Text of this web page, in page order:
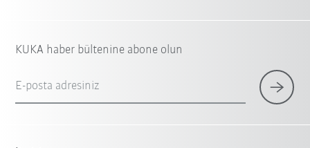
KUKA haber bültenine abone olun
E-posta adresiniz